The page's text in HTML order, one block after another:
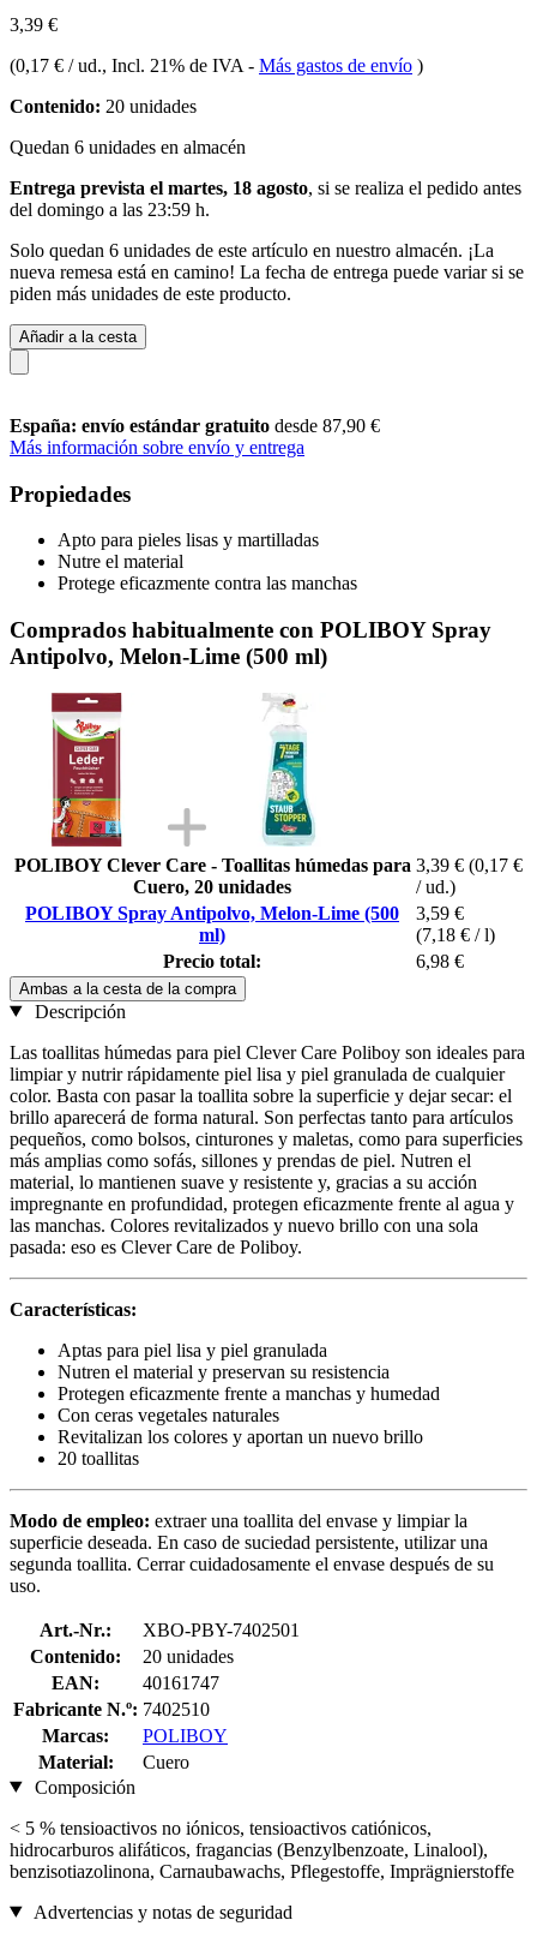
3,39 €
(0,17 € / ud., Incl. 21% de IVA - Más gastos de envío )
Contenido: 20 unidades
Quedan 6 unidades en almacén
Entrega prevista el martes, 18 agosto, si se realiza el pedido antes
del domingo a las 23:59 h.
Solo quedan 6 unidades de este artículo en nuestro almacén. ¡La
nueva remesa está en camino! La fecha de entrega puede variar si se
piden más unidades de este producto.
Añadir a la cesta
España: envío estándar gratuito desde 87,90 €
Más información sobre envío y entrega
Propiedades
Apto para pieles lisas y martilladas
Nutre el material
Protege eficazmente contra las manchas
Comprados habitualmente con POLIBOY Spray
Antipolvo, Melon-Lime (500 ml)
POLIBOY Clever Care - Toallitas húmedas para
Cuero, 20 unidades
3,39 € (0,17 €
/ ud.)
POLIBOY Spray Antipolvo, Melon-Lime (500
ml)
3,59 €
(7,18 € / l)
Precio total:
6,98 €
Ambas a la cesta de la compra
Descripción
Las toallitas húmedas para piel Clever Care Poliboy son ideales para
limpiar y nutrir rápidamente piel lisa y piel granulada de cualquier
color. Basta con pasar la toallita sobre la superficie y dejar secar: el
brillo aparecerá de forma natural. Son perfectas tanto para artículos
pequeños, como bolsos, cinturones y maletas, como para superficies
más amplias como sofás, sillones y prendas de piel. Nutren el
material, lo mantienen suave y resistente y, gracias a su acción
impregnante en profundidad, protegen eficazmente frente al agua y
las manchas. Colores revitalizados y nuevo brillo con una sola
pasada: eso es Clever Care de Poliboy.
Características:
Aptas para piel lisa y piel granulada
Nutren el material y preservan su resistencia
Protegen eficazmente frente a manchas y humedad
Con ceras vegetales naturales
Revitalizan los colores y aportan un nuevo brillo
20 toallitas
Modo de empleo: extraer una toallita del envase y limpiar la
superficie deseada. En caso de suciedad persistente, utilizar una
segunda toallita. Cerrar cuidadosamente el envase después de su
uso.
Art.-Nr.:
XBO-PBY-7402501
Contenido:
20 unidades
EAN:
40161747
Fabricante N.º: 7402510
Marcas:
POLIBOY
Material:
Cuero
Composición
< 5 % tensioactivos no iónicos, tensioactivos catiónicos,
hidrocarburos alifáticos, fragancias (Benzylbenzoate, Linalool),
benzisotiazolinona, Carnaubawachs, Pflegestoffe, Imprägnierstoffe
Advertencias y notas de seguridad